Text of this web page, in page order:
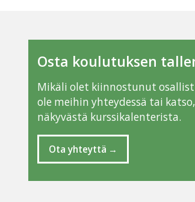
Osta koulutuksen
Mikäli olet kiinnostunut
ole meihin yhteydessä tai
näkyvästä kurssikalenterista.
Ota yhteyttä